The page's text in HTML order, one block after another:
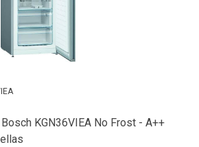
KGN36VIEA No Frost - A++